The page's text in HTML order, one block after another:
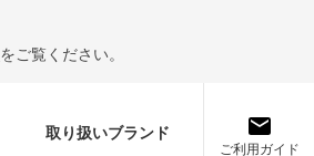
をご覧ください。
取り扱いブランド
ご利用ガイド